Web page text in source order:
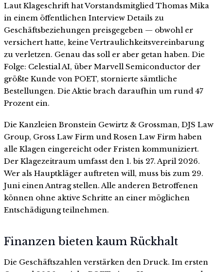
Laut Klageschrift hat Vorstandsmitglied Thomas Mika
in einem öffentlichen Interview Details zu
Geschäftsbeziehungen preisgegeben — obwohl er
versichert hatte, keine Vertraulichkeitsvereinbarung
zu verletzen. Genau das soll er aber getan haben. Die
Folge: Celestial AI, über Marvell Semiconductor der
größte Kunde von POET, stornierte sämtliche
Bestellungen. Die Aktie brach daraufhin um rund 47
Prozent ein.
Die Kanzleien Bronstein Gewirtz & Grossman, DJS Law
Group, Gross Law Firm und Rosen Law Firm haben
alle Klagen eingereicht oder Fristen kommuniziert.
Der Klagezeitraum umfasst den 1. bis 27. April 2026.
Wer als Hauptkläger auftreten will, muss bis zum 29.
Juni einen Antrag stellen. Alle anderen Betroffenen
können ohne aktive Schritte an einer möglichen
Entschädigung teilnehmen.
Finanzen bieten kaum Rückhalt
Die Geschäftszahlen verstärken den Druck. Im ersten